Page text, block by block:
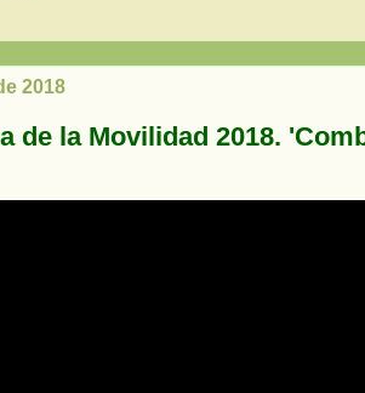
2018
de la Movilidad 2018.